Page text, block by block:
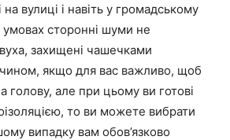
вулиці і навіть у громадському
умовах сторонні шуми не
захищені чашечками
якщо для вас важливо, щоб
голову, але при цьому ви готові
то ви можете вибрати
випадку вам обов’язково